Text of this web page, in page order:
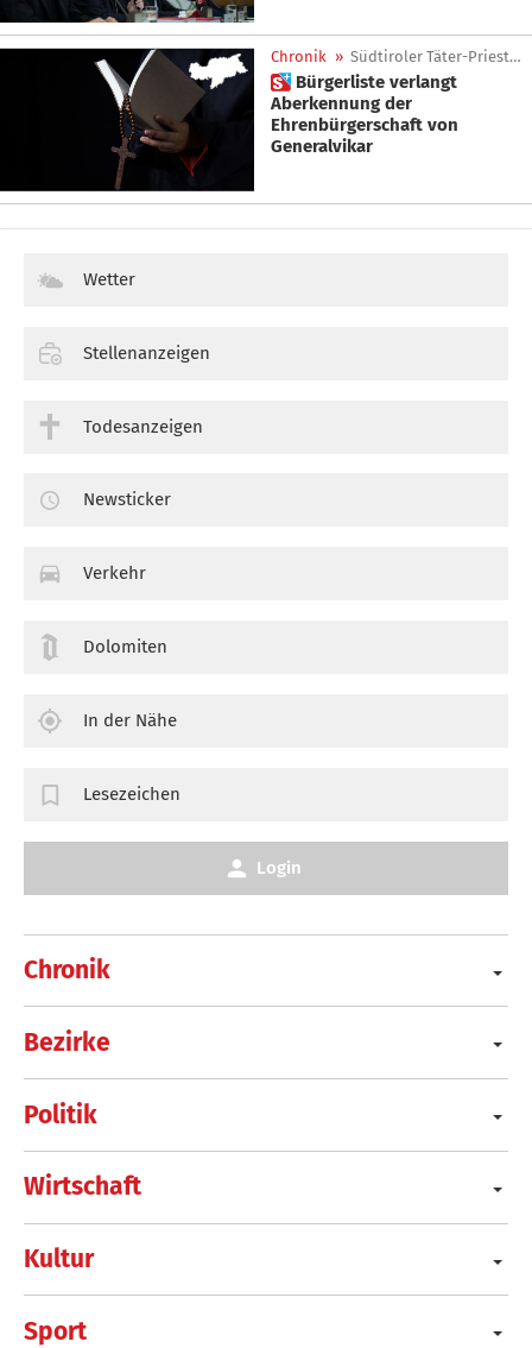
Chronik » Südtiroler Täter-Priester
 Bürgerliste verlangt
Aberkennung der
Ehrenbürgerschaft von
Generalvikar
Chronik
Bezirke
Politik
Wirtschaft
Kultur
Sport
Wetter
Stellenanzeigen
Todesanzeigen
Newsticker
Verkehr
Dolomiten
In der Nähe
Lesezeichen
Login